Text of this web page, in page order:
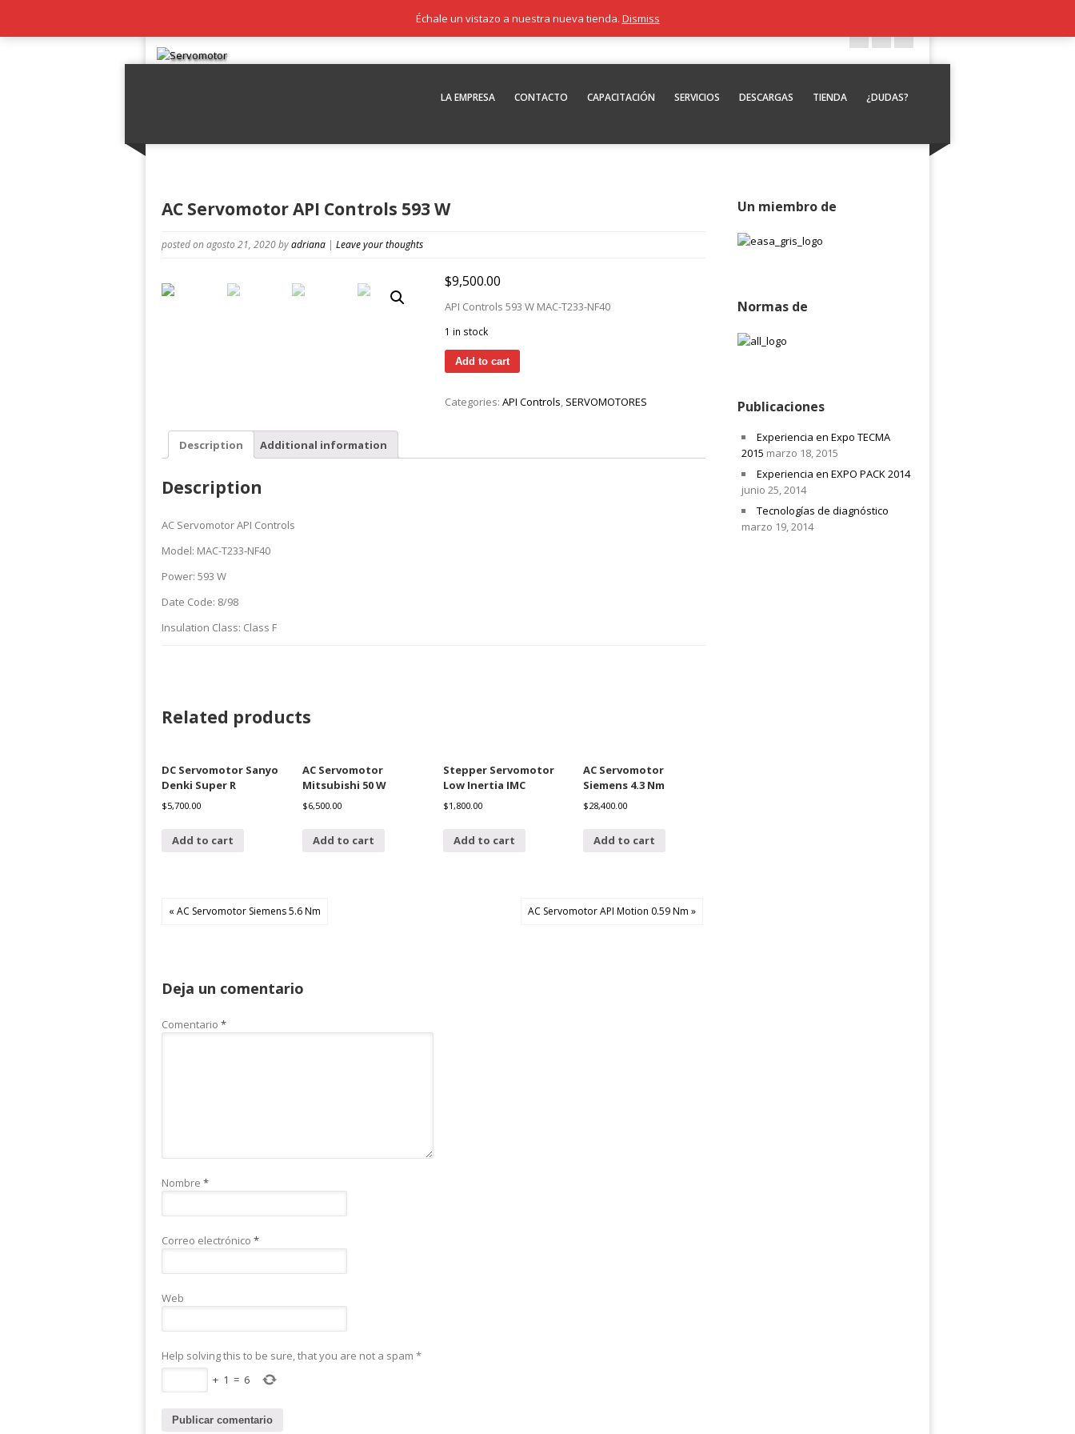
LA EMPRESA CONTACTO CAPACITACIÓN SERVICIOS DESCARGAS TIENDA ¿DUDAS?
AC Servomotor API Controls 593 W
posted on agosto 21, 2020byadriana | Leave your thoughts
$9,500.00
API Controls 593 W MAC-T233-NF40
1 in stock
Add to cart
Categories: API Controls, SERVOMOTORES
Description Additional information
Description
AC Servomotor API Controls
Model: MAC-T233-NF40
Power: 593 W
Date Code: 8/98
Insulation Class: Class F
Related products
DC Servomotor Sanyo
Denki Super R
$5,700.00
Add to cart
AC Servomotor
Mitsubishi 50 W
$6,500.00
Add to cart
Stepper Servomotor
Low Inertia IMC
$1,800.00
Add to cart
AC Servomotor
Siemens 4.3 Nm
$28,400.00
Add to cart
« AC Servomotor Siemens 5.6 Nm AC Servomotor API Motion 0.59 Nm »
Deja un comentario
Comentario *
Nombre *
Correo electrónico *
Web
Help solving this to be sure, that you are not a spam *
+ 1 = 6
Un miembro de
Normas de
Publicaciones
Experiencia en Expo TECMA
2015 marzo 18, 2015
Experiencia en EXPO PACK 2014
junio 25, 2014
Tecnologías de diagnóstico
marzo 19, 2014
Échale un vistazo a nuestra nueva tienda. Dismiss